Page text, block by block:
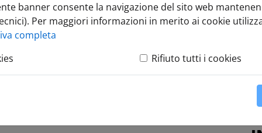
»Amministra l'impresa»Cancellazioni d'ufficio» Cancellazioni
imprese
banner consente la navigazione del sito web
Per maggiori informazioni in merito ai cookie
completa
Rifiuto tutti i cookies